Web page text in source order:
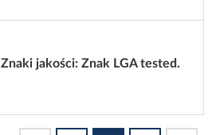
Znaki jakości: Znak LGA tested.